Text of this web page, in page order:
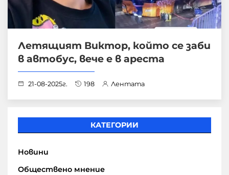
Летящият Виктор, който се заби
в автобус, вече е в ареста
21-08-2025г. 198 Лентата
КАТЕГОРИИ
Новини
Обществено мнение